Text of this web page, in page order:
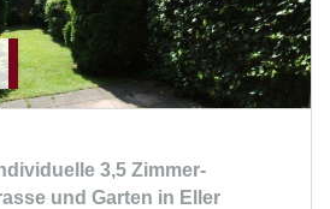
3,5 Zimmer-
und Garten in Eller